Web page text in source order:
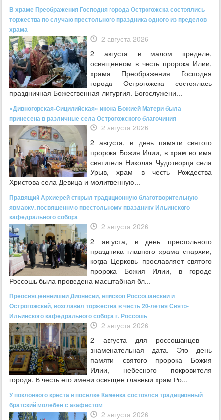
В храме Преображения Господня города Острогожска состоялись
торжества по случаю престольного праздника одного из пределов
храма
2 августа 2026
2 августа в малом пределе,
освященном в честь пророка Илии,
храма Преображения Господня
города Острогожска состоялась
праздничная Божественная литургия. Богослужени...
«Дивногорская-Сицилийская» икона Божией Матери была
принесена в различные села Острогожского благочиния
2 августа 2026
2 августа, в день памяти святого
пророка Божия Илии, в храм во имя
святителя Николая Чудотворца села
Урыв, храм в честь Рождества
Христова села Девица и молитвенную...
Правящий Архиерей открыл традиционную благотворительную
ярмарку, посвященную престольному празднику Ильинского
кафедрального собора
2 августа 2026
2 августа, в день престольного
праздника главного храма епархии,
когда Церковь прославляет святого
пророка Божия Илии, в городе
Россошь была проведена масштабная бл...
Преосвященнейший Дионисий, епископ Россошанский и
Острогожский, возглавил торжества в честь 20-летия Свято-
Ильинского кафедрального собора г. Россошь
2 августа 2026
2 августа для россошанцев –
знаменательная дата. Это день
памяти святого пророка Божия
Илии, небесного покровителя
города. В честь его имени освящен главный храм Ро...
У поклонного креста в поселке Каменка состоялся традиционный
братский молебен с акафистом
2 августа 2026